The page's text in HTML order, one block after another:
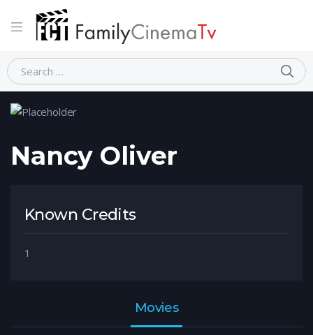
Home Person Nancy Oliver
Nancy Oliver
Known Credits
1
Movies